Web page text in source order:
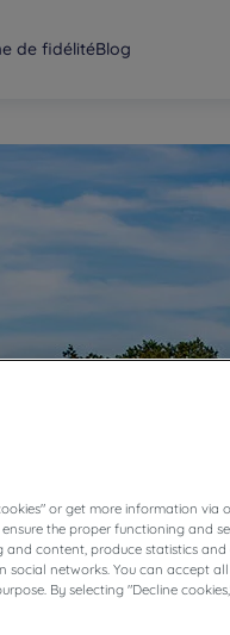
de fidélitéBlog
or get more information via
the proper functioning and
and content, produce statistics and
social networks. You can accept
By selecting "Decline